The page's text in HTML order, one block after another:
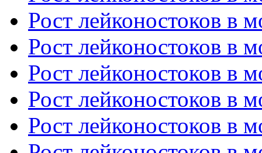
Рост лейконостоков в
Рост лейконостоков в
Рост лейконостоков в
Рост лейконостоков в
Рост лейконостоков в